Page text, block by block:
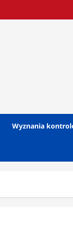
Wyznania